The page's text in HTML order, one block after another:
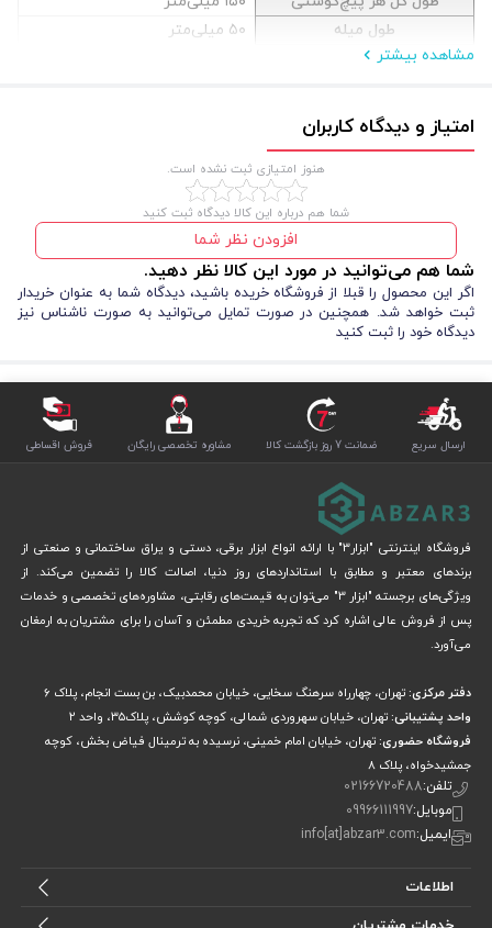
طول میله
۵۰ میلی‌متر
مشاهده بیشتر
امتیاز و دیدگاه کاربران
هنوز امتیازی ثبت نشده است.
شما هم درباره این کالا دیدگاه ثبت کنید
افزودن نظر شما
شما هم می‌توانید در مورد این کالا نظر دهید.
اگر این محصول را قبلا از فروشگاه خریده باشید، دیدگاه شما به عنوان خریدار
ثبت خواهد شد. همچنین در صورت تمایل می‌توانید به صورت ناشناس نیز
دیدگاه خود را ثبت کنید
ارسال سریع ضمانت 7 روز بازگشت کالا مشاوره تخصصی رایگان فروش اقساطی
فروشگاه اینترنتی "ابزار3" با ارائه انواع ابزار برقی، دستی و یراق ساختمانی و صنعتی از
برندهای معتبر و مطابق با استانداردهای روز دنیا، اصالت کالا را تضمین می‌کند. از
ویژگی‌های برجسته "ابزار 3" می‌توان به قیمت‌های رقابتی، مشاوره‌های تخصصی و خدمات
پس از فروش عالی اشاره کرد که تجربه خریدی مطمئن و آسان را برای مشتریان به ارمغان
می‌آورد.
دفتر مرکزی:تهران، چهارراه سرهنگ سخایی، خیابان محمدبیک، بن بست انجام، پلاک 6
واحد پشتیبانی:تهران، خیابان سهروردی شمالی، کوچه کوشش، پلاک۳۵، واحد ۲
فروشگاه حضوری:تهران، خیابان امام خمینی، نرسیده به ترمینال فیاض بخش، کوچه
جمشیدخواه، پلاک ۸
تلفن:02166720488
موبایل:09966111997
ایمیل:info[at]abzar3.com
اطلاعات